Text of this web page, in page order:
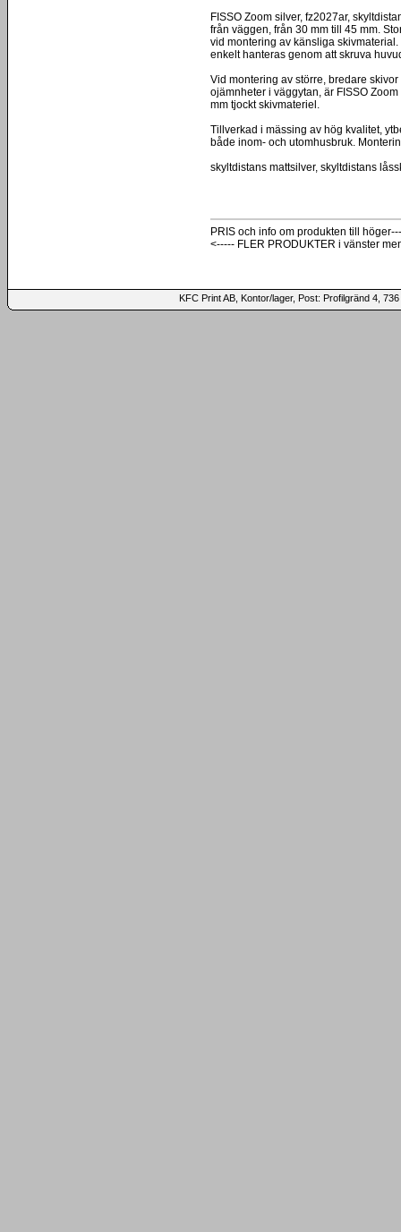
FISSO Zoom silver, fz2027ar,
från väggen, från 30 mm till 45 mm.
vid montering av känsliga
enkelt hanteras genom att skruva
Vid montering av större, bredare
ojämnheter i väggytan, är FISSO
mm tjockt skivmateriel.
Tillverkad i mässing av hög kvalitet,
både inom- och utomhusbruk.
skyltdistans mattsilver, skyltdistans
PRIS och info om produkten till
<----- FLER PRODUKTER i vänster
KFC Print AB, Kontor/lager, Post: Profilgränd 4,